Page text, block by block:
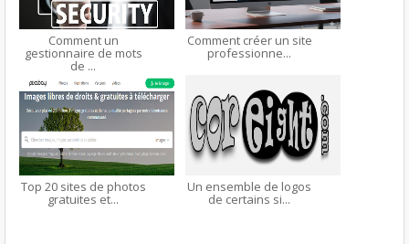
Comment un
gestionnaire de mots
de ...
Comment créer un site
professionne...
Top 20 sites de photos
gratuites et...
Un ensemble de logos
de certains si...